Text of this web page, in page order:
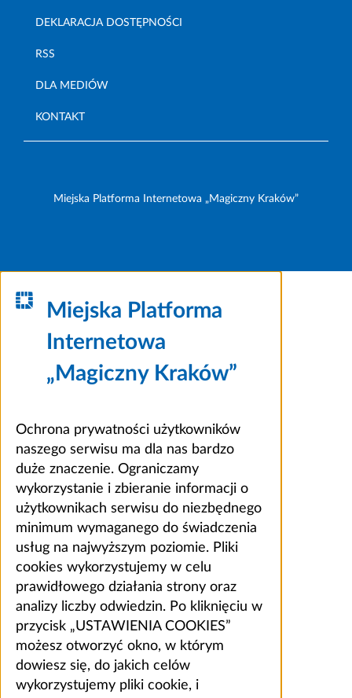
DEKLARACJA DOSTĘPNOŚCI
RSS
DLA MEDIÓW
KONTAKT
Miejska Platforma Internetowa „Magiczny Kraków”
Miejska Platforma
Internetowa
„Magiczny Kraków”
Ochrona prywatności użytkowników
naszego serwisu ma dla nas bardzo
duże znaczenie. Ograniczamy
wykorzystanie i zbieranie informacji o
użytkownikach serwisu do niezbędnego
minimum wymaganego do świadczenia
usług na najwyższym poziomie. Pliki
cookies wykorzystujemy w celu
prawidłowego działania strony oraz
analizy liczby odwiedzin. Po kliknięciu w
przycisk „USTAWIENIA COOKIES”
możesz otworzyć okno, w którym
dowiesz się, do jakich celów
wykorzystujemy pliki cookie, i